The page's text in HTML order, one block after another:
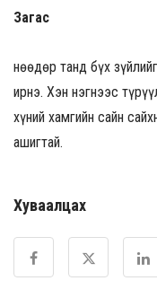
Загас
Өнөөдөр танд бүх
ирнэ. Хэн нэгнээс
хүний хамгийн сайн
ашигтай.
Хуваалцах